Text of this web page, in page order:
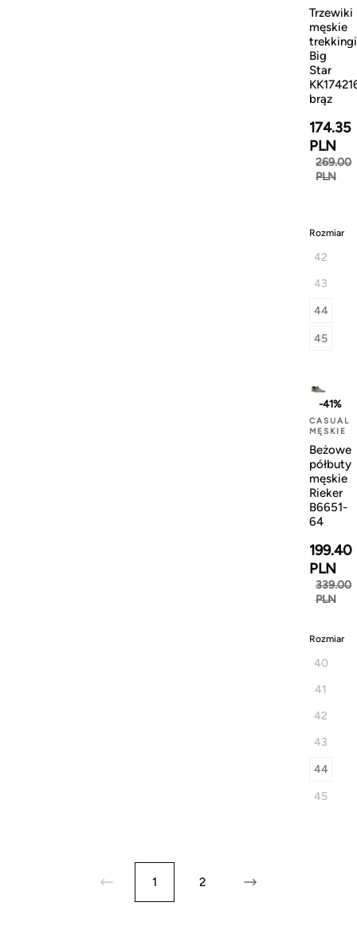
Trzewiki
męskie
trekkingi
Big
Star
brąz
174.35
PLN
269.00
PLN
Rozmiar
42
43
44
45
-41%
CASUAL
MĘSKIE
Beżowe
półbuty
męskie
Rieker
B6651-
64
199.40
PLN
339.00
PLN
Rozmiar
40
41
42
43
44
45
1 2